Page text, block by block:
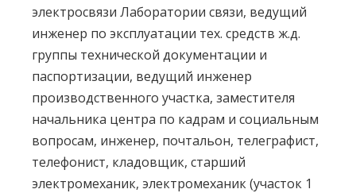
электросвязи Лаборатории связи, ведущий
инженер по эксплуатации тех. средств ж.д.
группы технической документации и
паспортизации, ведущий инженер
производственного участка, заместителя
начальника центра по кадрам и социальным
вопросам, инженер, почтальон, телеграфист,
телефонист, кладовщик, старший
электромеханик, электромеханик (участок 1